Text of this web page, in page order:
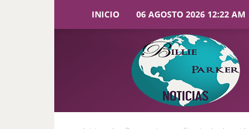
INICIO 06 AGOSTO 2026 12:22 AM
Parker
Noticias